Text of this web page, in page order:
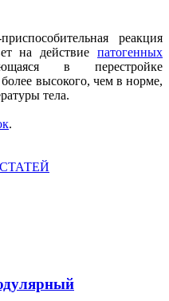
реакция
на действие патогенных
в перестройке
высокого, чем в норме,
тела.
.